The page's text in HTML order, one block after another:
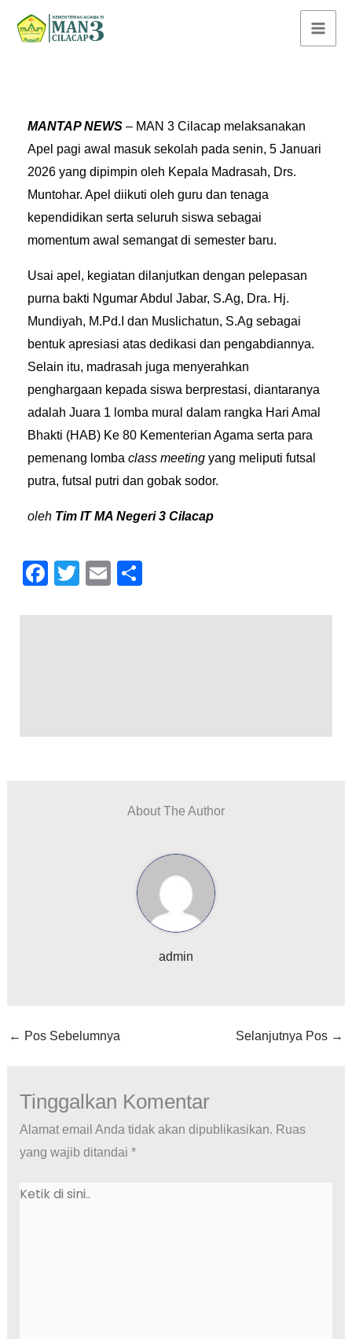
MANTAP NEWS– MAN 3 Cilacap melaksanakan
Apel pagi awal masuk sekolah pada senin, 5 Januari
2026 yang dipimpin oleh Kepala Madrasah, Drs.
Muntohar. Apel diikuti oleh guru dan tenaga
kependidikan serta seluruh siswa sebagai
momentum awal semangat di semester baru.
Usai apel, kegiatan dilanjutkan dengan pelepasan
purna bakti Ngumar Abdul Jabar, S.Ag, Dra. Hj.
Mundiyah, M.Pd.I dan Muslichatun, S.Ag sebagai
bentuk apresiasi atas dedikasi dan pengabdiannya.
Selain itu, madrasah juga menyerahkan
penghargaan kepada siswa berprestasi, diantaranya
adalah Juara 1 lomba mural dalam rangka Hari Amal
Bhakti (HAB) Ke 80 Kementerian Agama serta para
pemenang lomba class meetingyang meliputi futsal
putra, futsal putri dan gobak sodor.
oleh Tim IT MA Negeri 3 Cilacap
F
c
T
tt
E
ail ar
About The Author
admin
← Pos Sebelumnya Selanjutnya Pos →
Tinggalkan Komentar
Alamat email Anda tidak akan dipublikasikan. Ruas
yang wajib ditandai *
Ketik